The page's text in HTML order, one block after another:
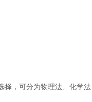
可分为物理法、化学